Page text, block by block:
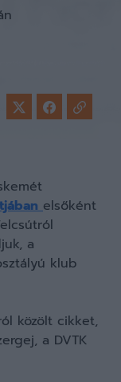
elsőként
a
klub
közölt cikket,
a DVTK